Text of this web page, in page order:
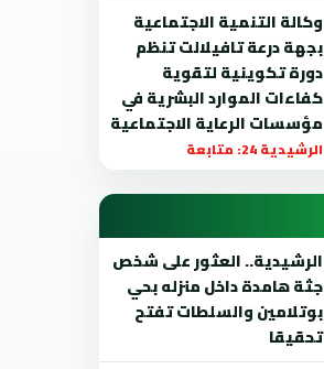
وكالة التنمية الاجتماعية
بجهة درعة تافيلالت تنظم
دورة تكوينية لتقوية
كفاءات الموارد البشرية في
مؤسسات الرعاية الاجتماعية
الرشيدية 24: متابعة
الرشيدية.. العثور على شخص
جثة هامدة داخل منزله بحي
بوتلامين والسلطات تفتح
تحقيقا